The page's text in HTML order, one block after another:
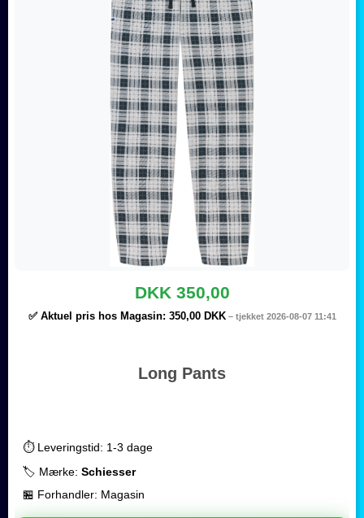
DKK 350,00
✅ Aktuel pris hos Magasin: 350,00 DKK– tjekket 2026-08-07 11:41
Long Pants
⏱️ Leveringstid: 1-3 dage
🏷️ Mærke: Schiesser
🏪 Forhandler: Magasin